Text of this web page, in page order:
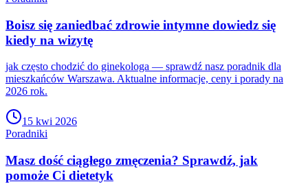
Boisz się zaniedbać zdrowie intymne dowiedz się
kiedy na wizytę
jak często chodzić do ginekologa — sprawdź nasz poradnik dla
mieszkańców Warszawa. Aktualne informacje, ceny i porady na
2026 rok.
15 kwi 2026
Poradniki
Masz dość ciągłego zmęczenia? Sprawdź, jak
pomoże Ci dietetyk